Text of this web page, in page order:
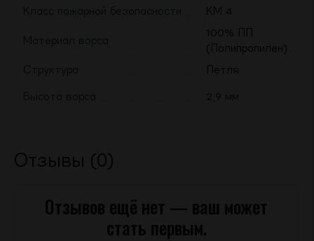
КМ 4
100% ПП
(Полипропилен)
Петля
2,9 мм
Отзывы (0)
Отзывов ещё нет — ваш может
стать первым.